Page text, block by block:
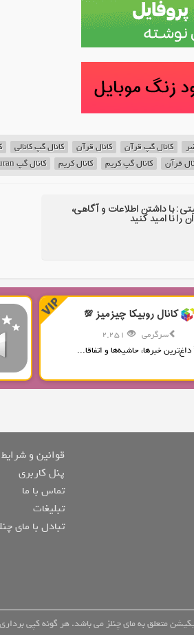
کانال گپ قرآن کانال قرآن کانال گپ کانالی
قرآن کانال گپ کریم کانال کریم کانال گپ darmahzarquran
با داشتن اطلاعات و آگاهی،
را نا امید کنید
کانال روبیکا چیزمیز 💯
سرگرمی
2,251
خبرها، حاشیه‌ها و اتفاقا...
قوانین و شرایط
پنل کاربری
تماس با ما
تبلیغات
تبادل با مای
متعلق به مای چنلز می باشد. هر گونه کپی